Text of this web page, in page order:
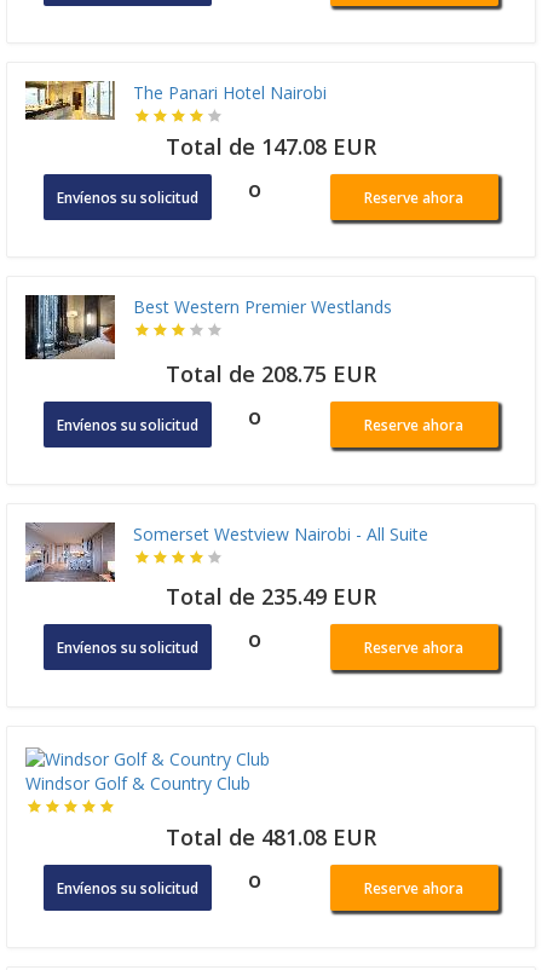
The Panari Hotel Nairobi
Total de 147.08 EUR
Envíenos su solicitud o Reserve ahora
Best Western Premier Westlands
Total de 208.75 EUR
Envíenos su solicitud o Reserve ahora
Somerset Westview Nairobi - All Suite
Total de 235.49 EUR
Envíenos su solicitud o Reserve ahora
Windsor Golf & Country Club
Total de 481.08 EUR
Envíenos su solicitud o Reserve ahora